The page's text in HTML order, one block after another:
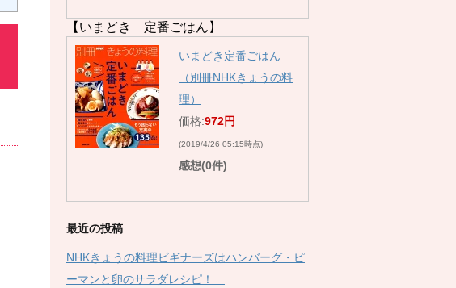
【いまどき 定番ごはん】
いまどき定番ごはん
（別冊NHKきょうの料
理）
価格:972円
(2019/4/26 05:15時点)
感想(0件)
最近の投稿
NHKきょうの料理ビギナーズはハンバーグ・ピ
ーマンと卵のサラダレシピ！